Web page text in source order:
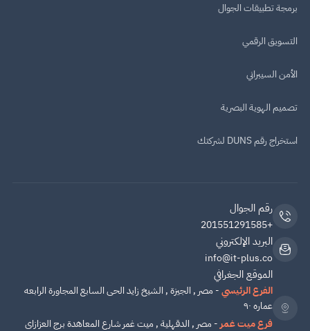
برمجة تطبيقات الجوال
التسويق الرقمي
الأمن السيبراني
تصميم الهوية البصرية
استخراج رقم DUNS لشركتك
رقم الجوال
+201551291585
البريد الإلكتروني
info@it-plus.co
الموقع الجغرافي
الفرع الرئيسي- مصر , الجيزة , الشيخ زايد الحى السابع المجاورة الرابعه
عماره ٩٠
فرع ميت غمر - مصر , الدقهلية , ميت غمر شارع المعاهدة برج العزازاى